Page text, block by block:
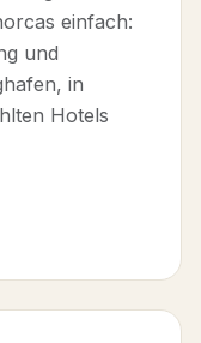
einfach:
und
in
Hotels